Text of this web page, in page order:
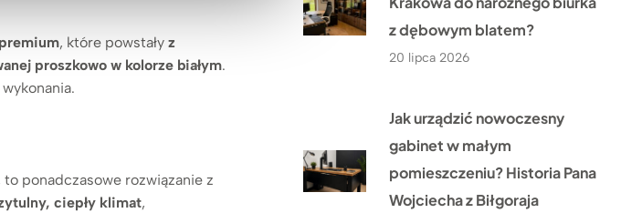
, które powstały z
proszkowo w kolorze białym.
to ponadczasowe rozwiązanie z
ciepły klimat,
z dębowym blatem?
20 lipca 2026
Jak urządzić nowoczesny
gabinet w małym
pomieszczeniu? Historia Pana
Wojciecha z Biłgoraja